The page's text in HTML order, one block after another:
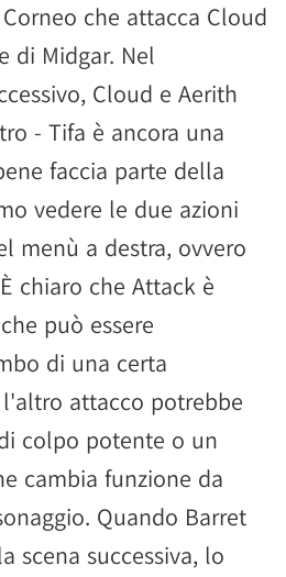
che attacca Cloud
di Midgar. Nel
Cloud e Aerith
- Tifa è ancora una
faccia parte della
vedere le due azioni
menù a destra, ovvero
chiaro che Attack è
può essere
di una certa
attacco potrebbe
colpo potente o un
cambia funzione da
Quando Barret
scena successiva, lo